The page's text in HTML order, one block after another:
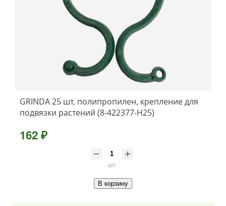
GRINDA 25 шт, полипропилен, крепление для
подвязки растений (8-422377-H25)
162 ₽
шт
В корзину